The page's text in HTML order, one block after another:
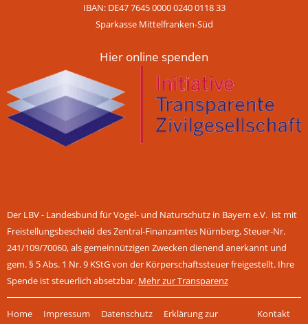
IBAN: DE47 7645 0000 0240 0118 33
Sparkasse Mittelfranken-Süd
Hier online spenden
Der LBV - Landesbund für Vogel- und Naturschutz in Bayern e.V. ist mit
Freistellungsbescheid des Zentral-Finanzamtes Nürnberg, Steuer-Nr.
241/109/70060, als gemeinnützigen Zwecken dienend anerkannt und
gem. § 5 Abs. 1 Nr. 9 KStG von der Körperschaftssteuer freigestellt. Ihre
Spende ist steuerlich absetzbar. Mehr zur Transparenz
Home Impressum Datenschutz Erklärung zur Kontakt